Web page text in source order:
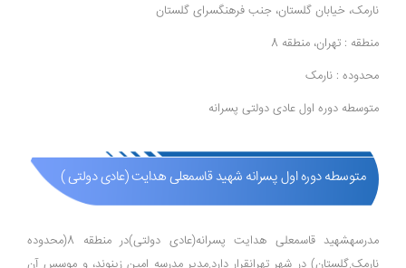
نارمک، خیابان گلستان، جنب فرهنگسرای گلستان
منطقه : تهران، منطقه 8
محدوده : نارمک
متوسطه دوره اول عادی دولتی پسرانه
متوسطه دوره اول پسرانه شهید قاسمعلی هدایت (عادی دولتی )
مدرسهشهید قاسمعلی هدایت پسرانه(عادی دولتی)در منطقه 8(محدوده
نارمک.گلستان) در شهر تهرانقرار دارد.مدیر مدرسه امین زینوند، و موسس آن